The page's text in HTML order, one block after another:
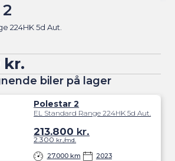
224HK 5d Aut.
kr.
biler på lager
Polestar 2
EL Standard Range 224HK 5d Aut.
27.000 km 2023
213.800 kr.
2.300 kr./md.